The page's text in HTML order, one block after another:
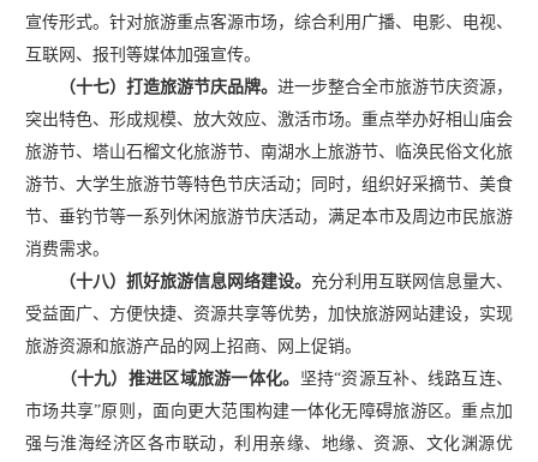
宣传形式。针对旅游重点客源市场，综合利用广播、电影、电视、
互联网、报刊等媒体加强宣传。
（十七）打造旅游节庆品牌。 进一步整合全市旅游节庆资源，
突出特色、形成规模、放大效应、激活市场。重点举办好相山庙会
旅游节、塔山石榴文化旅游节、南湖水上旅游节、临涣民俗文化旅
游节、大学生旅游节等特色节庆活动；同时，组织好采摘节、美食
节、垂钓节等一系列休闲旅游节庆活动，满足本市及周边市民旅游
消费需求。
（十八）抓好旅游信息网络建设。 充分利用互联网信息量大、
受益面广、方便快捷、资源共享等优势，加快旅游网站建设，实现
旅游资源和旅游产品的网上招商、网上促销。
（十九）推进区域旅游一体化。 坚持“资源互补、线路互连、
市场共享”原则，面向更大范围构建一体化无障碍旅游区。重点加
强与淮海经济区各市联动，利用亲缘、地缘、资源、文化渊源优